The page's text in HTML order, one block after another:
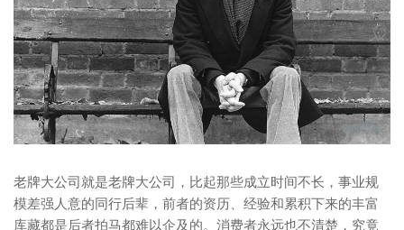
老牌大公司就是老牌大公司，比起那些成立时间不长，事业规
模差强人意的同行后辈，前者的资历、经验和累积下来的丰富
库藏都是后者拍马都难以企及的。消费者永远也不清楚，究竟